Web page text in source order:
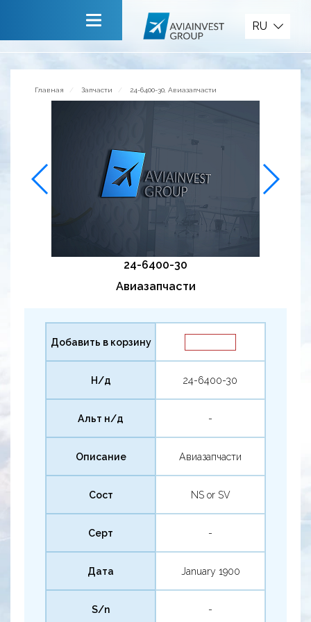
Сервисы
Обратная связь
RU
Главная Запчасти 24-6400-30, Авиазапчасти
24-6400-30
Авиазапчасти
Добавить в корзину
Н/д 24-6400-30
Альт н/д -
Описание Авиазапчасти
Сост NS or SV
Серт -
Дата January 1900
S/n -